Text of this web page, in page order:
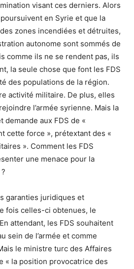
visant ces derniers. Alors
en Syrie et que la
zones incendiées et détruites,
autonome sont sommés de
comme ils ne se rendent pas, ils
la seule chose que font les FDS
des populations de la région.
activité militaire. De plus, elles
l’armée syrienne. Mais la
demande aux FDS de «
cette force », prétextant des «
». Comment les FDS
une menace pour la
garanties juridiques et
fois celles-ci obtenues, le
attendant, les FDS souhaitent
sein de l’armée et comme
le ministre turc des Affaires
« la position provocatrice des